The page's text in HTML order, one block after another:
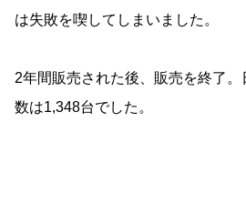
は失敗を喫してしまいました。
2年間販売された後、販売を終了
数は1,348台でした。